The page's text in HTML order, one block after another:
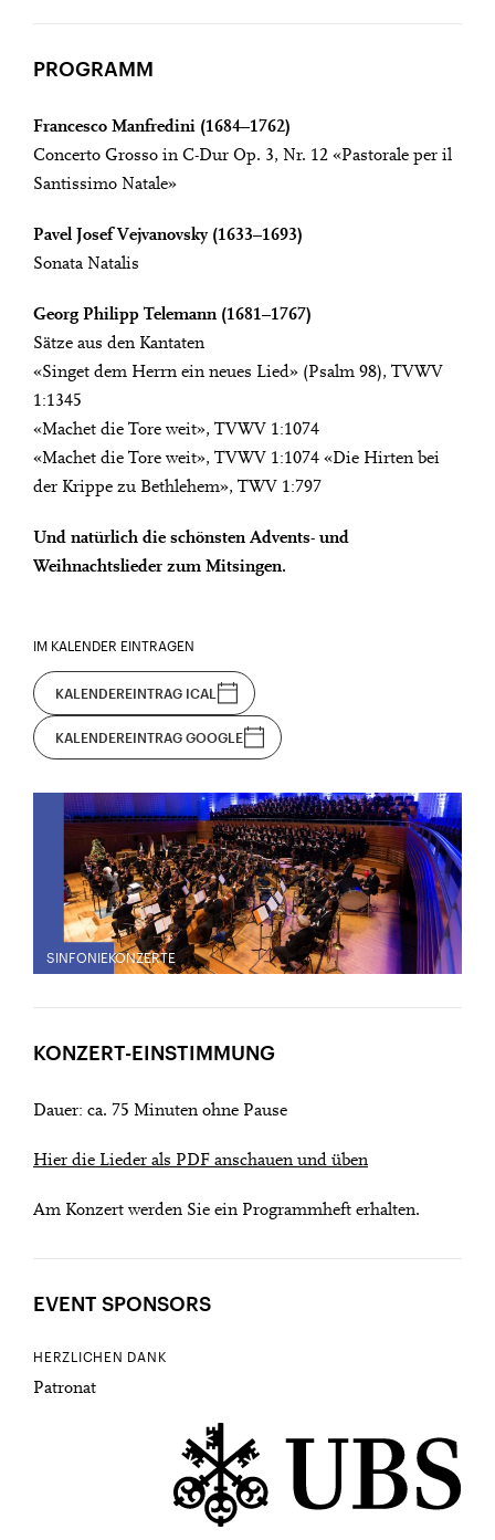
PROGRAMM
Francesco Manfredini (1684–1762)
Concerto Grosso in C-Dur Op. 3, Nr. 12 «Pastorale per il
Santissimo Natale»
Pavel Josef Vejvanovsky (1633–1693)
Sonata Natalis
Georg Philipp Telemann (1681–1767)
Sätze aus den Kantaten
«Singet dem Herrn ein neues Lied» (Psalm 98), TVWV
1:1345
«Machet die Tore weit», TVWV 1:1074
«Machet die Tore weit», TVWV 1:1074 «Die Hirten bei
der Krippe zu Bethlehem», TWV 1:797
Und natürlich die schönsten Advents- und
Weihnachtslieder zum Mitsingen.
IM KALENDER EINTRAGEN
KALENDEREINTRAG ICAL
KALENDEREINTRAG GOOGLE
SINFONIEKONZERTE
KONZERT-EINSTIMMUNG
Dauer: ca. 75 Minuten ohne Pause
Hier die Lieder als PDF anschauen und üben
Am Konzert werden Sie ein Programmheft erhalten.
EVENT SPONSORS
HERZLICHEN DANK
Patronat